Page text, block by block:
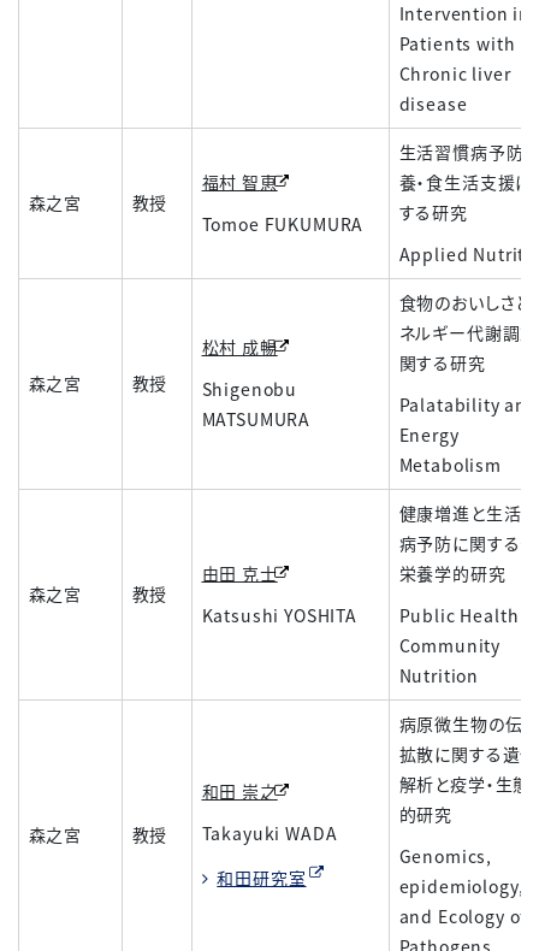
Intervention in
Patients with
Chronic liver
disease
森之宮 教授
福村 智恵
Tomoe FUKUMURA
生活習慣病予防
養・食生活支援に
する研究
Applied
森之宮 教授
松村 成暢
Shigenobu
MATSUMURA
食物のおいしさと
ネルギー代謝調
関する研究
Palatability and
Energy
Metabolism
森之宮 教授
由田 克士
Katsushi YOSHITA
健康増進と生活
病予防に関する
栄養学的研究
Public Health
Community
Nutrition
森之宮 教授
和田 崇之
Takayuki WADA
和田研究室
病原微生物の伝播
拡散に関する遺
解析と疫学・生態
的研究
Genomics,
epidemiology,
and Ecology of
Pathogens